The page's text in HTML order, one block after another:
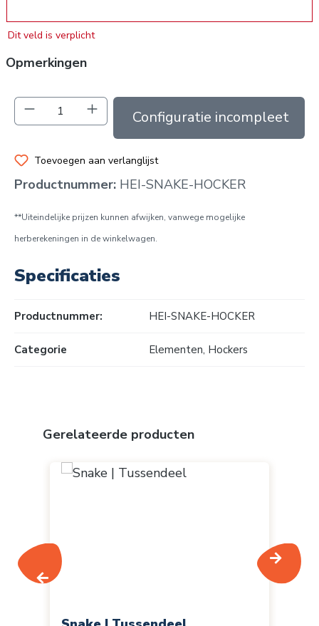
Dit veld is verplicht
Opmerkingen
Producthoeveelheid: Voer de gewenste
In de winkelmand
Toevoegen aan verlanglijst
Productnummer: HEI-SNAKE-HOCKER
**Uiteindelijke prijzen kunnen afwijken, vanwege mogelijke
herberekeningen in de winkelwagen.
Specificaties
Productnummer: HEI-SNAKE-HOCKER
Categorie Elementen, Hockers
Productgalerij overslaan
Gerelateerde producten